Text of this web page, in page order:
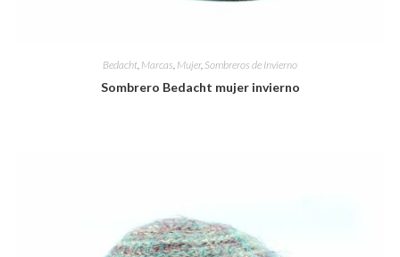
Bedacht Marcas Mujer, Sombreros de Invierno
Sombrero Bedacht mujer invierno